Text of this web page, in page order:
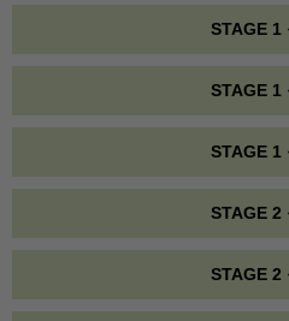
STAGE 1
STAGE 1
STAGE 1
STAGE 2
STAGE 2